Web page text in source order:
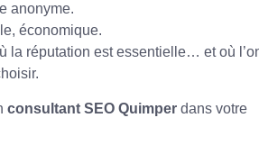
anonyme.
économique.
la réputation est essentielle… et où
consultant SEO Quimper dans votre